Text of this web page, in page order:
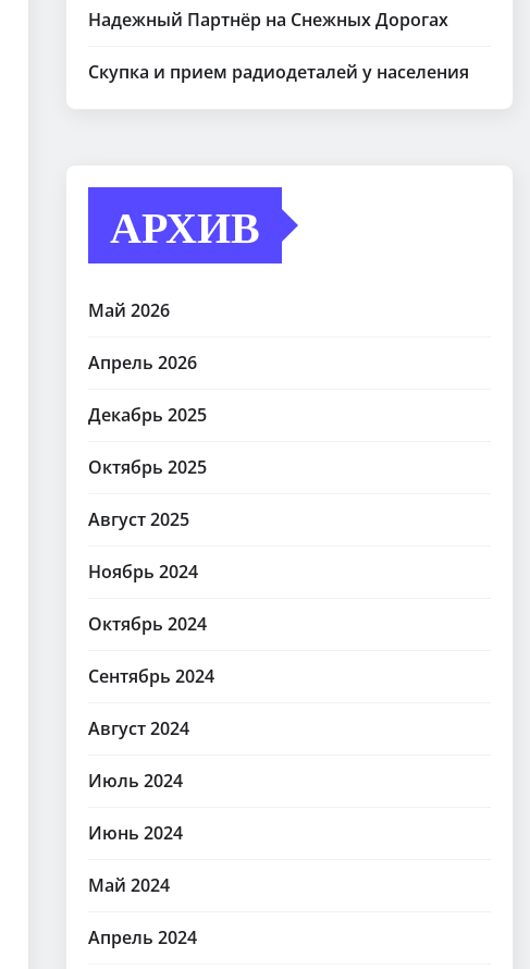
Надежный Партнёр на Снежных Дорогах
Скупка и прием радиодеталей у населения
АРХИВ
Май 2026
Апрель 2026
Декабрь 2025
Октябрь 2025
Август 2025
Ноябрь 2024
Октябрь 2024
Сентябрь 2024
Август 2024
Июль 2024
Июнь 2024
Май 2024
Апрель 2024